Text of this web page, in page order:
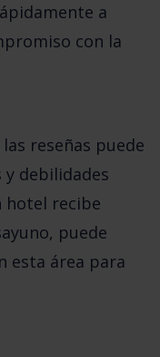
a
con la
reseñas puede
debilidades
hotel recibe
puede
esta área para